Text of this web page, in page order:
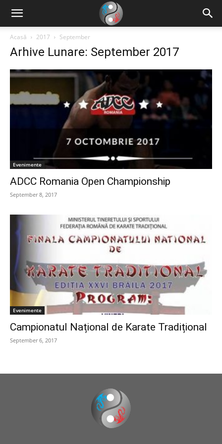
Acasă 2017 September
Arhive Lunare: September 2017
Evenimente
ADCC Romania Open Championship
September 8, 2017
Evenimente
Campionatul Național de Karate Tradițional
September 6, 2017